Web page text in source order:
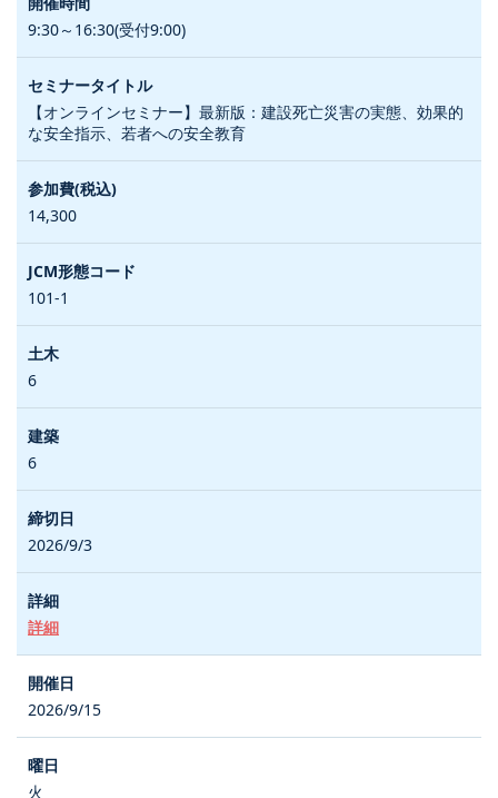
9:30～16:30(受付9:00)
【オンラインセミナー】最新版：建設死亡災害の実態、効果的
な安全指示、若者への安全教育
14,300
101-1
6
6
2026/9/3
詳細
2026/9/15
火